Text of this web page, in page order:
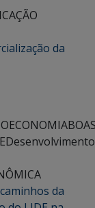
da
Desenvolvimento
da